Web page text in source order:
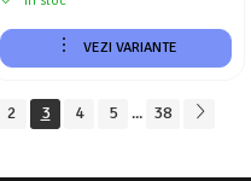
VEZI VARIANTE
2 3 4 5 ... 38